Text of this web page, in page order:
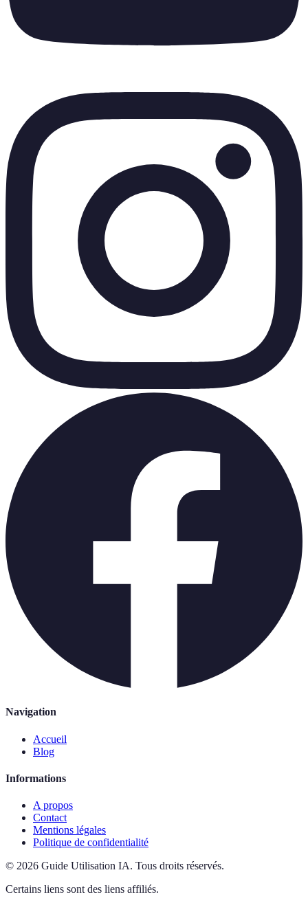
Navigation
Accueil
Blog
Informations
A propos
Contact
Mentions légales
Politique de confidentialité
© 2026 Guide Utilisation IA. Tous droits réservés.
Certains liens sont des liens affiliés.